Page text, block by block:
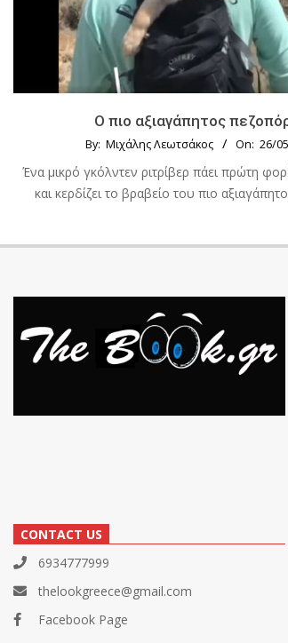
Ο πιο αξιαγάπητος
By: Μιχάλης Λεωτσάκος On: 26/
Ένα μικρό γκόλντεν ριτρίβερ πάει πρώτη
και κερδίζει το βραβείο του πιο
CONTACT US
6934777999
thelookgreece@gmail.com
Facebook Page